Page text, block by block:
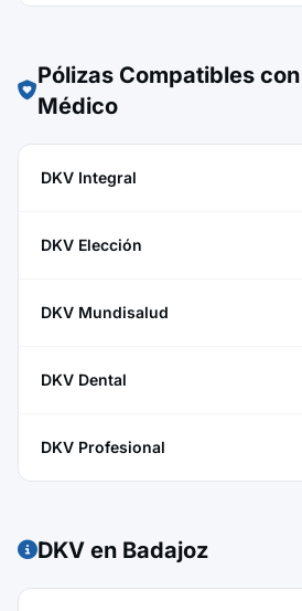
Pólizas Compatibles
Médico
DKV Integral
DKV Elección
DKV Mundisalud
DKV Dental
DKV Profesional
DKV en Badajoz